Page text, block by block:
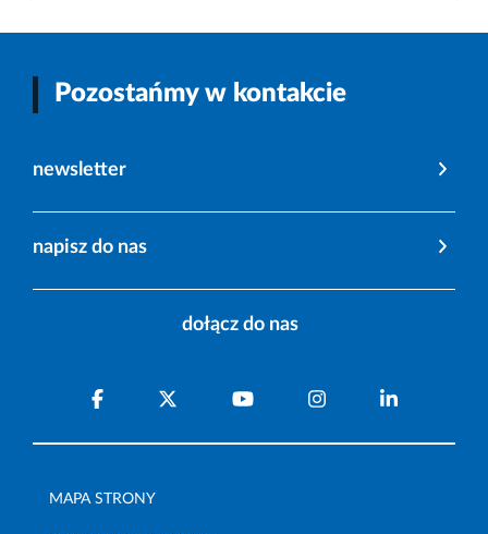
Pozostańmy w kontakcie
newsletter
napisz do nas
dołącz do nas
MAPA STRONY